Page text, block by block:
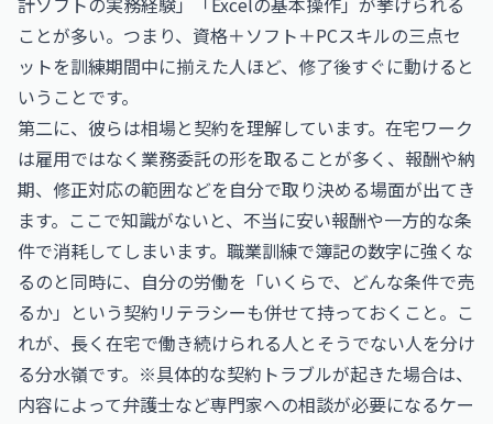
ことが多い。つまり、資格＋ソフト＋PCスキルの三点セ
ットを訓練期間中に揃えた人ほど、修了後すぐに動けると
いうことです。
第二に、彼らは相場と契約を理解しています。在宅ワーク
は雇用ではなく業務委託の形を取ることが多く、報酬や納
期、修正対応の範囲などを自分で取り決める場面が出てき
ます。ここで知識がないと、不当に安い報酬や一方的な条
件で消耗してしまいます。職業訓練で簿記の数字に強くな
るのと同時に、自分の労働を「いくらで、どんな条件で売
るか」という契約リテラシーも併せて持っておくこと。こ
れが、長く在宅で働き続けられる人とそうでない人を分け
る分水嶺です。※具体的な契約トラブルが起きた場合は、
内容によって弁護士など専門家への相談が必要になるケー